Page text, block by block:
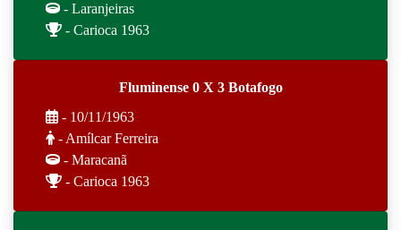
- Laranjeiras
- Carioca 1963
Fluminense 0 X 3 Botafogo
- 10/11/1963
- Amílcar Ferreira
- Maracanã
- Carioca 1963